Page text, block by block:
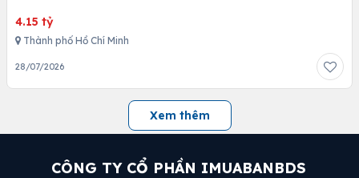
4.15 tỷ
Thành phố Hồ Chí Minh
28/07/2026
Xem thêm
CÔNG TY CỔ PHẦN IMUABANBDS